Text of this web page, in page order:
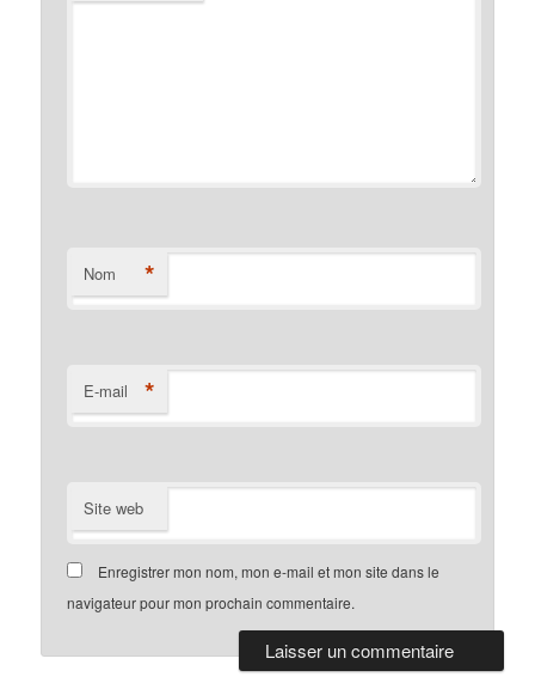
Nom *
E-mail *
Site web
Enregistrer mon nom, mon e-mail et mon site dans le
navigateur pour mon prochain commentaire.